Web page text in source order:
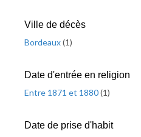
Ville de décès
Bordeaux(1)
Date d'entrée en religion
Entre 1871 et 1880(1)
Date de prise d'habit